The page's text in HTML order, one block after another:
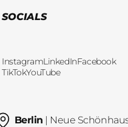
SOCIALS
InstagramLinkedInFacebook
TikTokYouTube
Berlin | Neue